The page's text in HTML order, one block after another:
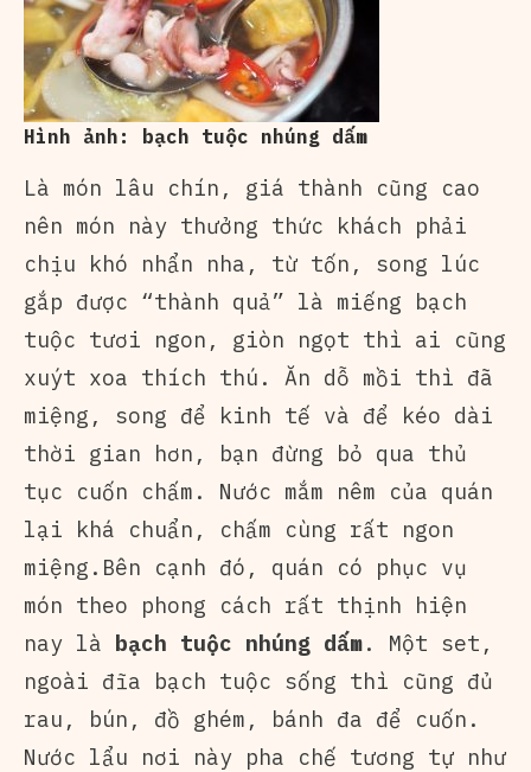
Hình ảnh: bạch tuộc nhúng dấm
Là món lâu chín, giá thành cũng cao
nên món này thưởng thức khách phải
chịu khó nhẩn nha, từ tốn, song lúc
gắp được “thành quả” là miếng bạch
tuộc tươi ngon, giòn ngọt thì ai cũng
xuýt xoa thích thú. Ăn dỗ mồi thì đã
miệng, song để kinh tế và để kéo dài
thời gian hơn, bạn đừng bỏ qua thủ
tục cuốn chấm. Nước mắm nêm của quán
lại khá chuẩn, chấm cùng rất ngon
miệng.Bên cạnh đó, quán có phục vụ
món theo phong cách rất thịnh hiện
nay là bạch tuộc nhúng dấm. Một set,
ngoài đĩa bạch tuộc sống thì cũng đủ
rau, bún, đồ ghém, bánh đa để cuốn.
Nước lẩu nơi này pha chế tương tự như